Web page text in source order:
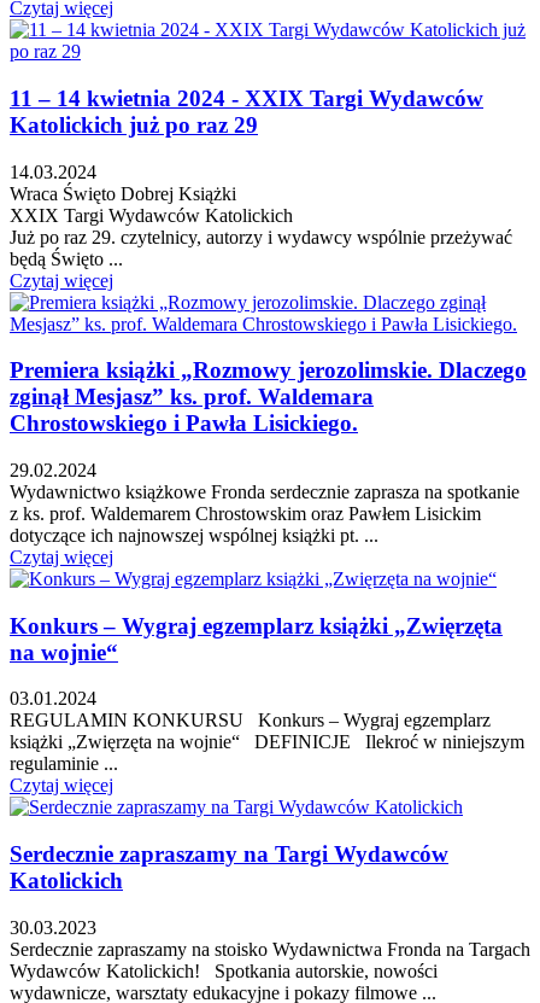
Czytaj więcej
11 – 14 kwietnia 2024 - XXIX Targi Wydawców
Katolickich już po raz 29
14.03.2024
Wraca Święto Dobrej Książki
XXIX Targi Wydawców Katolickich
Już po raz 29. czytelnicy, autorzy i wydawcy wspólnie przeżywać
będą Święto ...
Czytaj więcej
Premiera książki „Rozmowy jerozolimskie. Dlaczego
zginął Mesjasz” ks. prof. Waldemara
Chrostowskiego i Pawła Lisickiego.
29.02.2024
Wydawnictwo książkowe Fronda serdecznie zaprasza na spotkanie
z ks. prof. Waldemarem Chrostowskim oraz Pawłem Lisickim
dotyczące ich najnowszej wspólnej książki pt. ...
Czytaj więcej
Konkurs – Wygraj egzemplarz książki „Zwięrzęta
na wojnie“
03.01.2024
REGULAMIN KONKURSU Konkurs – Wygraj egzemplarz
książki „Zwięrzęta na wojnie“ DEFINICJE Ilekroć w niniejszym
regulaminie ...
Czytaj więcej
Serdecznie zapraszamy na Targi Wydawców
Katolickich
30.03.2023
Serdecznie zapraszamy na stoisko Wydawnictwa Fronda na Targach
Wydawców Katolickich! Spotkania autorskie, nowości
wydawnicze, warsztaty edukacyjne i pokazy filmowe ...